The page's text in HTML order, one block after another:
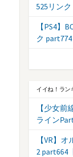
525リンク
【PS4】
ク part774
イイね！ラン
【少女前
ライン
【VR】
2 part664